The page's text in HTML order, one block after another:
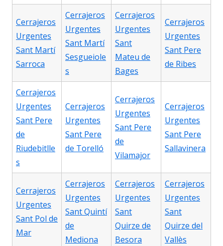
Cerrajeros
Urgentes
Sant Martí
Sarroca
Cerrajeros
Urgentes
Sant Martí
Sesgueiole
s
Cerrajeros
Urgentes
Sant
Mateu de
Bages
Cerrajeros
Urgentes
Sant Pere
de Ribes
Cerrajeros
Urgentes
Sant Pere
de
Riudebitlle
s
Cerrajeros
Urgentes
Sant Pere
de Torelló
Cerrajeros
Urgentes
Sant Pere
de
Vilamajor
Cerrajeros
Urgentes
Sant Pere
Sallavinera
Cerrajeros
Urgentes
Sant Pol de
Mar
Cerrajeros
Urgentes
Sant Quintí
de
Mediona
Cerrajeros
Urgentes
Sant
Quirze de
Besora
Cerrajeros
Urgentes
Sant
Quirze del
Vallès